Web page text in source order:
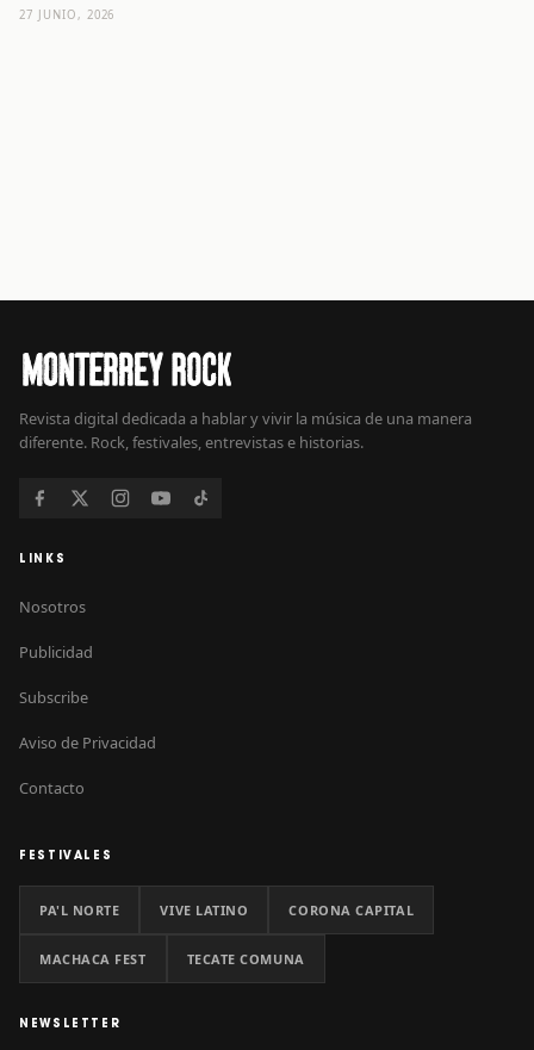
27 JUNIO, 2026
Revista digital dedicada a hablar y vivir la música de una manera
diferente. Rock, festivales, entrevistas e historias.
LINKS
Nosotros
Publicidad
Subscribe
Aviso de Privacidad
Contacto
FESTIVALES
PA'L NORTE VIVE LATINO CORONA CAPITAL
MACHACA FEST TECATE COMUNA
NEWSLETTER